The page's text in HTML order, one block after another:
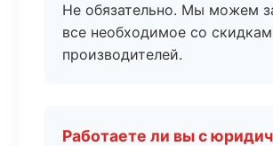
Не обязательно. Мы можем
все необходимое со
производителей.
Работаете ли вы с